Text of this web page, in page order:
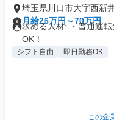
埼玉県川口市大字西新
月給26万円～70万円
求める人材: ・普通運
OK！
シフト自由 即日勤務OK
この企